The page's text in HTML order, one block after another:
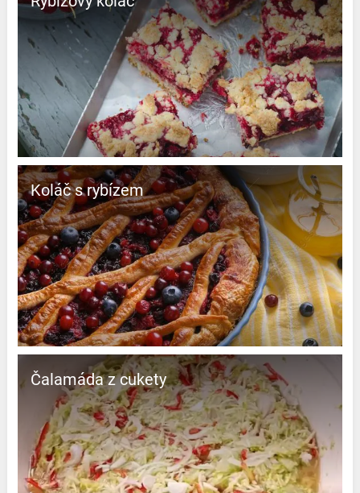
Koláč s rybízem
Čalamáda z cukety